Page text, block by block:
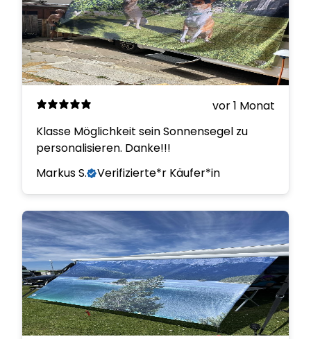
vor 1 Monat
Klasse Möglichkeit sein Sonnensegel zu
personalisieren. Danke!!!
Markus S.
Verifizierte*r Käufer*in